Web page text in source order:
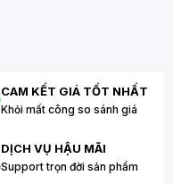
CAM KẾT GIÁ TỐT NHẤT
Khỏi mất công so sánh giá
DỊCH VỤ HẬU MÃI
Support trọn đời sản phẩm